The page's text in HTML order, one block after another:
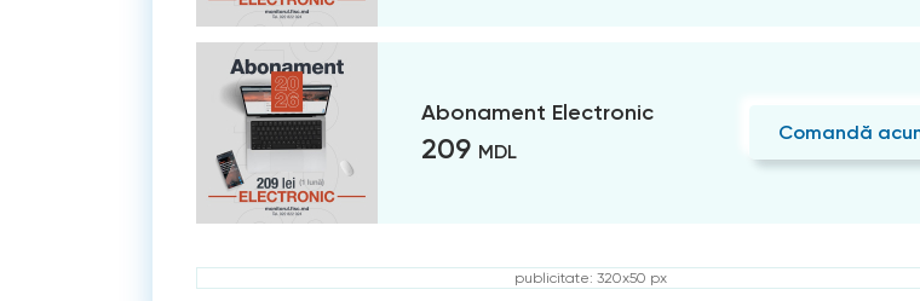
Abonament Electronic
209 MDL
Comandă
publicitate: 320x50 px